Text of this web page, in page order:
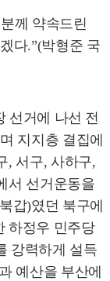
께 약속드린
다.”(박형준 국
선거에 나선 전
지지층 결집에
, 서구, 사하구,
서 선거운동을
갑)였던 북구에
하정우 민주당
강력하게 설득
예산을 부산에